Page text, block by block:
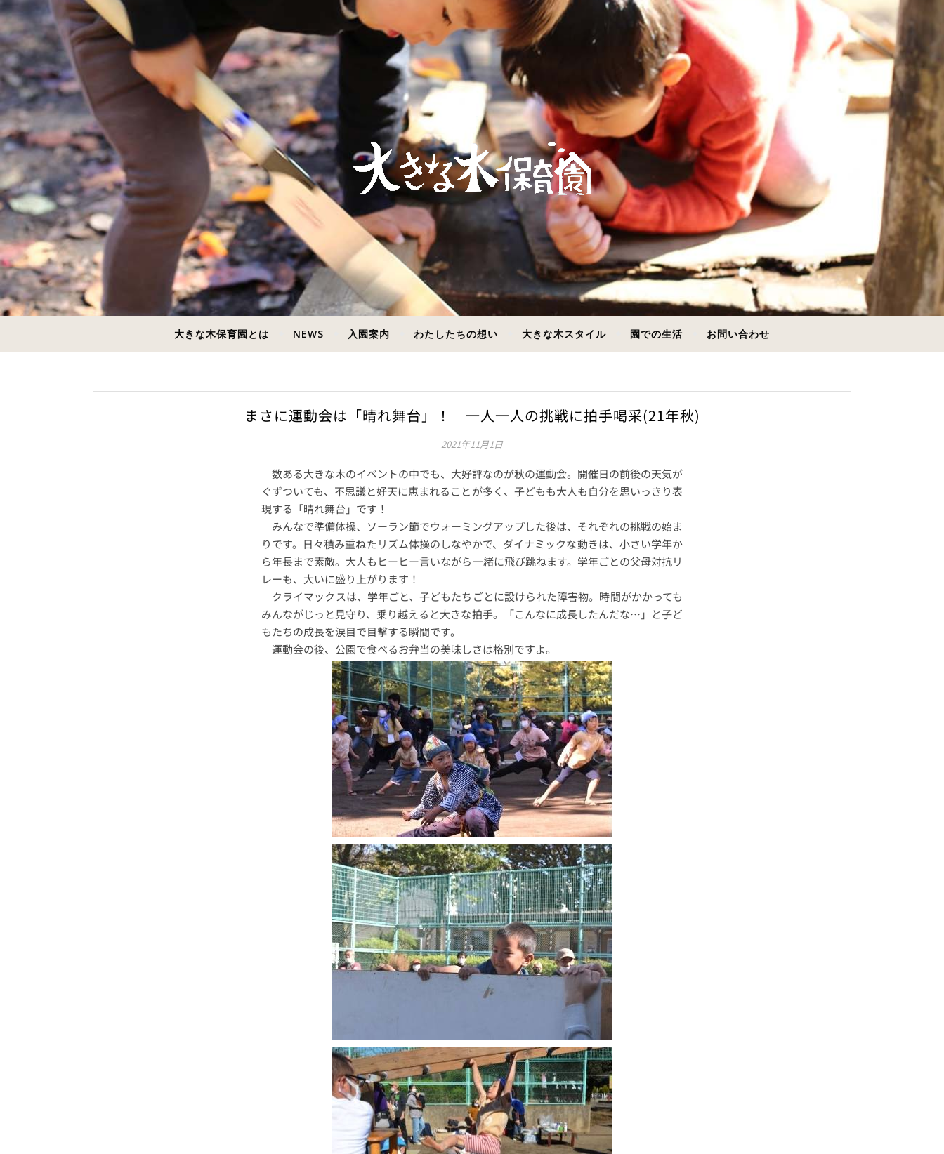
大きな木保育園とは NEWS 入園案内 わたしたちの想い 大きな木スタイル 園での生活 お問い合わせ
まさに運動会は「晴れ舞台」！ 一人一人の挑戦に拍手喝采(21年秋)
2021年11月1日
数ある大きな木のイベントの中でも、大好評なのが秋の運動会。開催日の前後の天気が
ぐずついても、不思議と好天に恵まれることが多く、子どもも大人も自分を思いっきり表
現する「晴れ舞台」です！
みんなで準備体操、ソーラン節でウォーミングアップした後は、それぞれの挑戦の始ま
りです。日々積み重ねたリズム体操のしなやかで、ダイナミックな動きは、小さい学年か
ら年長まで素敵。大人もヒーヒー言いながら一緒に飛び跳ねます。学年ごとの父母対抗リ
レーも、大いに盛り上がります！
クライマックスは、学年ごと、子どもたちごとに設けられた障害物。時間がかかっても
みんながじっと見守り、乗り越えると大きな拍手。「こんなに成長したんだな…」と子ど
もたちの成長を涙目で目撃する瞬間です。
運動会の後、公園で食べるお弁当の美味しさは格別ですよ。